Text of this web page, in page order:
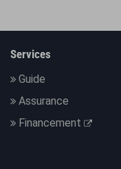
Services
Guide
Assurance
Financement